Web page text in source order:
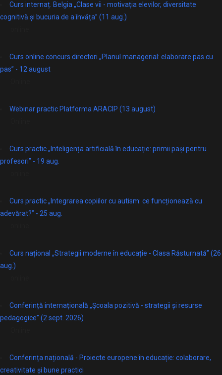
Curs internaț. Belgia „Clase vii - motivația elevilor, diversitate
cognitivă și bucuria de a învăța” (11 aug.)
Curs online concurs directori „Planul managerial: elaborare pas cu
pas” - 12 august
Webinar practic Platforma ARACIP (13 august)
Curs practic „Inteligența artificială în educație: primii pași pentru
profesori” - 19 aug.
Curs practic „Integrarea copiilor cu autism: ce funcționează cu
adevărat?” - 25 aug.
Curs național „Strategii moderne în educație - Clasa Răsturnată” (26
aug.)
Conferință internațională „Școala pozitivă - strategii și resurse
pedagogice” (2 sept. 2026)
Conferința națională - Proiecte europene în educație: colaborare,
creativitate și bune practici